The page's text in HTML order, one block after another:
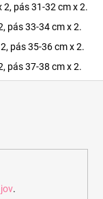
pás 31-32 cm x 2.
pás 33-34 cm x 2.
pás 35-36 cm x 2.
pás 37-38 cm x 2.
.